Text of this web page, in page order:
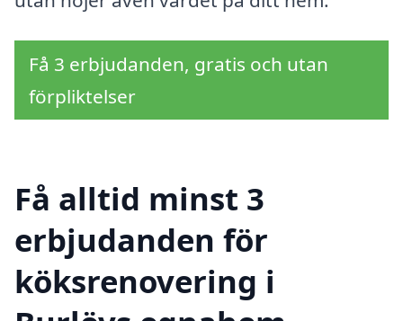
Få 3 erbjudanden, gratis och utan
förpliktelser
Få alltid minst 3
erbjudanden för
köksrenovering i